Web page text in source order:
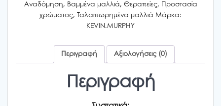
ποσότητα
Αναδόμηση, Βαμμένα μαλλιά, Θεραπείες, Προστασία
χρώματος, Ταλαιπωρημένα μαλλιά Μάρκα:
KEVIN.MURPHY
Περιγραφή Αξιολογήσεις (0)
Περιγραφή